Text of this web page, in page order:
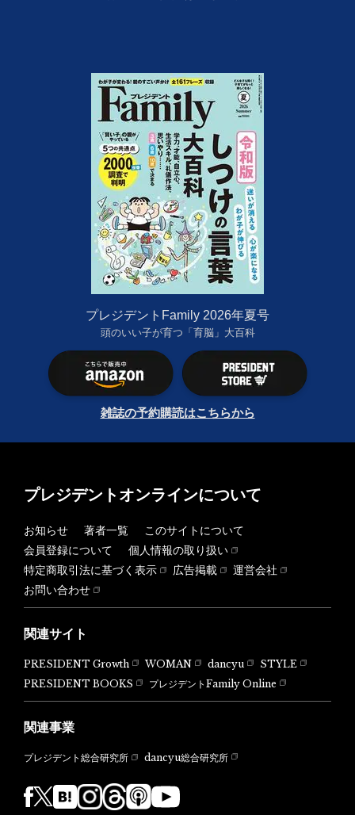
プレジデントFamily 2026年夏号
頭のいい子が育つ「育脳」大百科
雑誌の予約購読はこちらから
プレジデントオンラインについて
お知らせ 著者一覧
このサイトについて
会員登録について
個人情報の取り扱い
特定商取引法に基づく表示
広告掲載
運営会社
お問い合わせ
関連サイト
PRESIDENT Growth WOMAN dancyu
STYLE
PRESIDENT BOOKS
プレジデントFamily Online
関連事業
プレジデント総合研究所 dancyu総合研究所